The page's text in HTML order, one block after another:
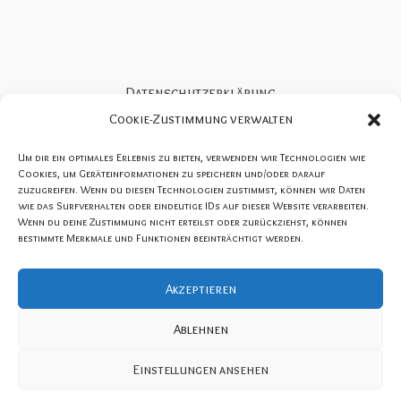
Cookie-Zustimmung verwalten
Um dir ein optimales Erlebnis zu bieten, verwenden wir Technologien wie
Cookies, um Geräteinformationen zu speichern und/oder darauf
zuzugreifen. Wenn du diesen Technologien zustimmst, können wir Daten
wie das Surfverhalten oder eindeutige IDs auf dieser Website verarbeiten.
Wenn du deine Zustimmung nicht erteilst oder zurückziehst, können
bestimmte Merkmale und Funktionen beeinträchtigt werden.
Akzeptieren
Ablehnen
Einstellungen ansehen
Datenschutzerklärung
Cookie-Richtlinie (EU)
AGBs SportNacht Wesel
Konzeption und Organisation SportNacht Wesel:
KM Sport & Consulting / Kai Meesters
Stadtsportverband-wesel e. V.